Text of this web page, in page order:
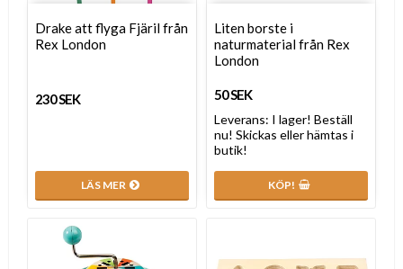
Drake att flyga Fjäril från
Rex London
230 SEK
LÄS MER
Liten borste i
naturmaterial från Rex
London
50 SEK
Leverans: I lager! Beställ
nu! Skickas eller hämtas i
butik!
KÖP!